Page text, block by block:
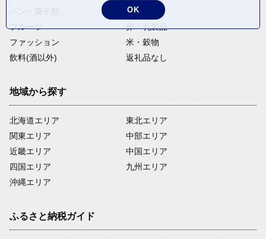
電化製品
フルーツ
卵・乳製品
ファッション
米・穀物
飲料(酒以外)
返礼品なし
地域から探す
北海道エリア
関東エリア
近畿エリア
四国エリア
沖縄エリア
東北エリア
中部エリア
中国エリア
九州エリア
ふるさと納税ガイド
OK